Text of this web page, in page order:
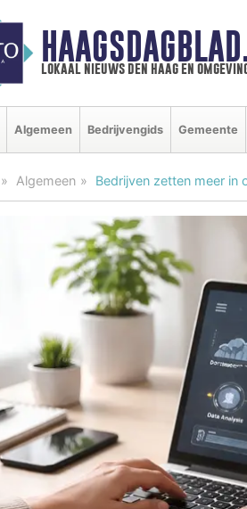
lokaal nieuws den haag en
Algemeen Bedrijvengids Gemeente
Algemeen Bedrijven zetten meer